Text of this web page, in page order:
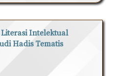
Intelektual
Hadis Tematis